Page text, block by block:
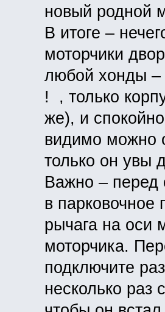
новый родной
В итоге –
моторчики
любой хонды –
! , только
же), и
видимо можно
только он увы
Важно – перед
в парковочное
рычага на оси
моторчика.
подключите
несколько раз